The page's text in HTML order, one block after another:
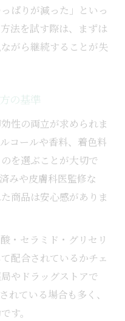
ぱりが減った」といっ
法を試す際は、まずは
がら継続することが失
の基準
性の両立が求められま
コールや香料、着色料
を選ぶことが大切で
みや皮膚科医監修な
商品は安心感がありま
・セラミド・グリセリ
配合されているかチェ
やドラッグストアで
れている場合も多く、
す。